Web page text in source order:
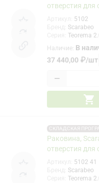
отверстия для
5102
Scarabeo
Teorema
Наличие: В
37 440,00 ₽/шт
−
СКЛАДСКАЯ
Раковина,
отверстия для
5102 41
Scarabeo
Teorema